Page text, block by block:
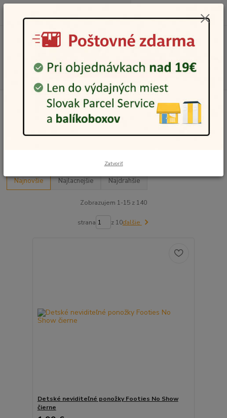
Menu
Hľadať
12:00-14:00
za0,00 €
Móda a módne doplnky Ženy Oblečenie Ponožky
Ponožky
Najnovšie Najlacnejšie Najdrahšie
Zobrazujem 1-15 z 140
strana z 10ďalšie
Detské neviditeľné ponožky Footies No Show
čierne
Zatvoriť